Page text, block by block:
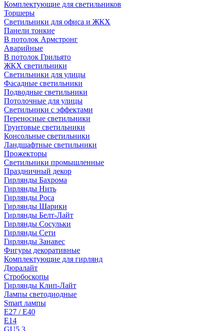
Комплектующие для светильников
Торшеры
Светильники для офиса и ЖКХ
Панели тонкие
В потолок Армстронг
Аварийные
В потолок Грильято
ЖКХ светильники
Светильники для улицы
Фасадные светильники
Подводные светильники
Потолочные для улицы
Светильники с эффектами
Переносные светильники
Грунтовые светильники
Консольные светильники
Ландшафтные светильники
Прожекторы
Светильники промышленные
Праздничный декор
Гирлянды Бахрома
Гирлянды Нить
Гирлянды Роса
Гирлянды Шарики
Гирлянды Белт-Лайт
Гирлянды Сосульки
Гирлянды Сети
Гирлянды Занавес
Фигуры декоративные
Комплектующие для гирлянд
Дюралайт
Стробоскопы
Гирлянды Клип-Лайт
Лампы светодиодные
Smart лампы
E27 / E40
E14
GU5.3